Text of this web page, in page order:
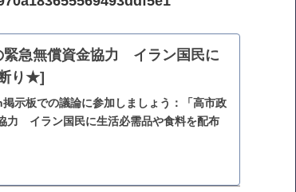
緊急無償資金協力 イラン国民に
り★]
示板での議論に参加しましょう：「高市政
力 イラン国民に生活必需品や食料を配布